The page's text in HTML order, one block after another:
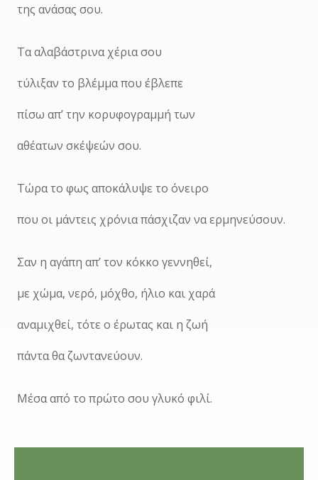
της ανάσας σου.
Τα αλαβάστρινα χέρια σου
τύλιξαν το βλέμμα που έβλεπε
πίσω απ’ την κορυφογραμμή των
αθέατων σκέψεών σου.
Τώρα το φως αποκάλυψε το όνειρο
που οι μάντεις χρόνια πάσχιζαν να ερμηνεύσουν.
Σαν η αγάπη απ’ τον κόκκο γεννηθεί,
με χώμα, νερό, μόχθο, ήλιο και χαρά
αναμιχθεί, τότε ο έρωτας και η ζωή
πάντα θα ζωντανεύουν.
Μέσα από το πρώτο σου γλυκό φιλί.